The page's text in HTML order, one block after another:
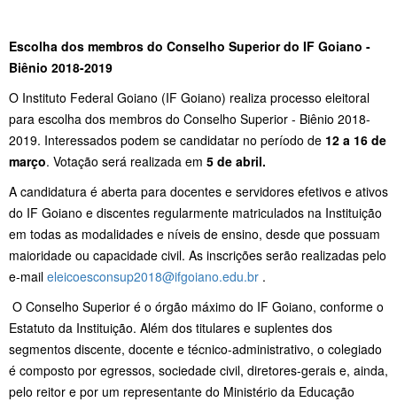
Escolha dos membros do Conselho Superior do IF Goiano -
Biênio 2018-2019
O Instituto Federal Goiano (IF Goiano) realiza processo eleitoral
para escolha dos membros do Conselho Superior - Biênio 2018-
2019. Interessados podem se candidatar no período de 12 a 16 de
março. Votação será realizada em 5 de abril.
A candidatura é aberta para docentes e servidores efetivos e ativos
do IF Goiano e discentes regularmente matriculados na Instituição
em todas as modalidades e níveis de ensino, desde que possuam
maioridade ou capacidade civil. ​As inscrições serão realizadas pelo
e-mail eleicoesconsup2018@ifgoiano.edu.br .
O Conselho Superior é o órgão máximo do IF Goiano, conforme o
Estatuto da Instituição. Além dos titulares e suplentes dos
segmentos discente, docente e técnico-administrativo, o colegiado
é composto por egressos, sociedade civil, diretores-gerais e, ainda,
pelo reitor e por um representante do Ministério da Educação